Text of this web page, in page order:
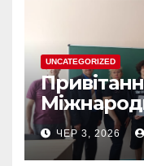
UNCATEGORIZED
“ЮНІСТЬ
ЧЕР 3, 2026